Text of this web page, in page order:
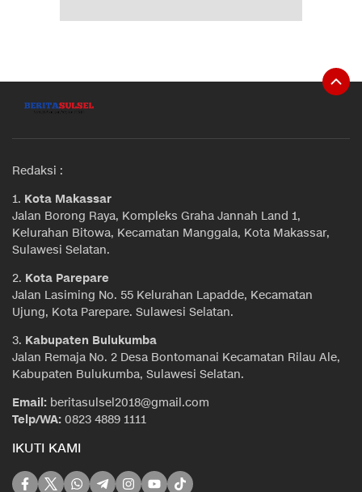
Redaksi :
1. Kota Makassar
Jalan Borong Raya, Kompleks Graha Jannah Land 1,
Kelurahan Bitowa, Kecamatan Manggala, Kota Makassar,
Sulawesi Selatan.
2. Kota Parepare
Jalan Lasiming No. 55 Kelurahan Lapadde, Kecamatan
Ujung, Kota Parepare. Sulawesi Selatan.
3. Kabupaten Bulukumba
Jalan Remaja No. 2 Desa Bontomanai Kecamatan Rilau Ale,
Kabupaten Bulukumba, Sulawesi Selatan.
Email: beritasulsel2018@gmail.com
Telp/WA: 0823 4889 1111
IKUTI KAMI